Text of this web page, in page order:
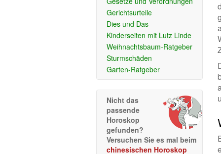
Gerichtsurteile
Dies und Das
Kinderseiten mit Lutz Linde
Weihnachtsbaum-Ratgeber
Sturmschäden
Garten-Ratgeber
Nicht das
passende
Horoskop
gefunden?
Versuchen Sie es mal beim
chinesischen Horoskop